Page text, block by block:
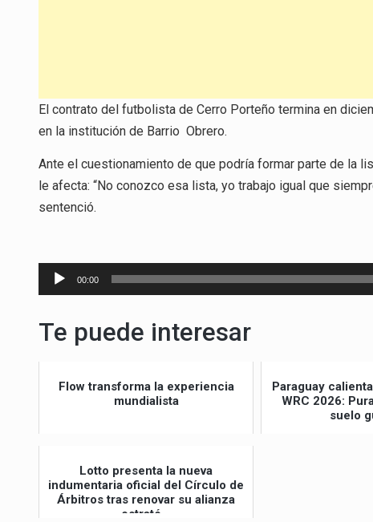
El contrato del futbolista de Cerro Porteño termina en
en la institución de Barrio Obrero.
Ante el cuestionamiento de que podría formar parte de la
le afecta: “No conozco esa lista, yo trabajo igual que
sentenció.
Reproductor
de
00:00
Te puede interesar
Flow transforma la experiencia
mundialista
Paraguay
WRC 2026:
suelo
Lotto presenta la nueva
indumentaria oficial del Círculo de
Árbitros tras renovar su alianza
estraté...